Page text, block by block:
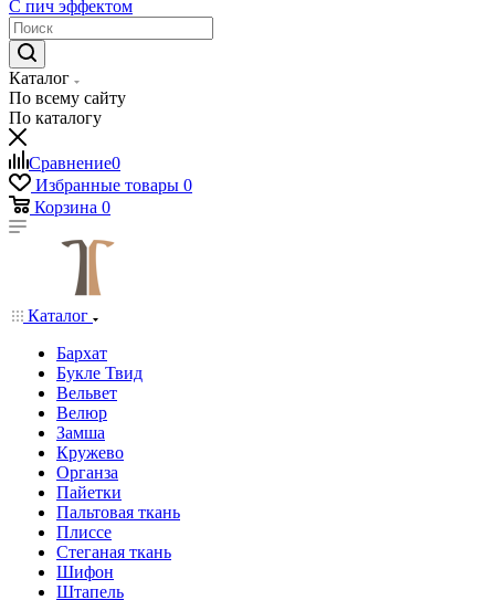
С пич эффектом
Каталог
По всему сайту
По каталогу
Сравнение0
Избранные товары 0
Корзина 0
Каталог
Бархат
Букле Твид
Вельвет
Велюр
Замша
Кружево
Органза
Пайетки
Пальтовая ткань
Плиссе
Стеганая ткань
Шифон
Штапель